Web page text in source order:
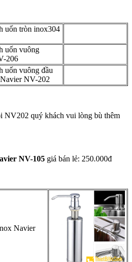
uốn tròn inox304
uốn vuông
206
uốn vuông đầu
NV-202
quý khách vui lòng bù thêm
NV-105 giá bán lẻ: 250.000đ
Navier